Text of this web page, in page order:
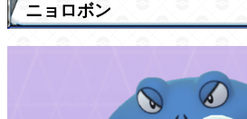
ニョロボン